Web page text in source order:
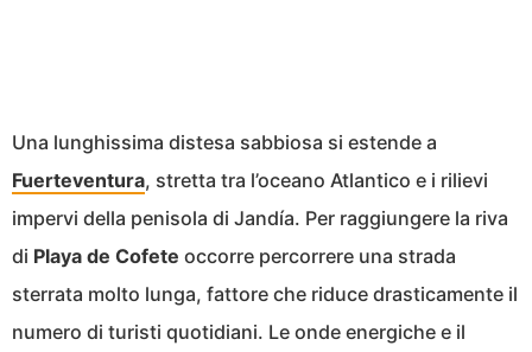
Una lunghissima distesa sabbiosa si estende a
Fuerteventura, stretta tra l’oceano Atlantico e i rilievi
impervi della penisola di Jandía. Per raggiungere la riva
di Playa de Cofete occorre percorrere una strada
sterrata molto lunga, fattore che riduce drasticamente il
numero di turisti quotidiani. Le onde energiche e il